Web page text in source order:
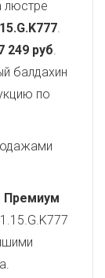
люстре
.
249 руб.
балдахин
по
Премиум